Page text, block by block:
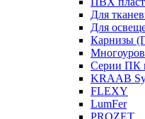
Для
Для
Карнизы
Серии ПК
KRAAB
FLEXY
LumFer
PROZET